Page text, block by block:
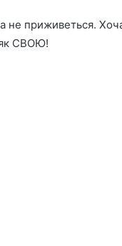
не приживеться.
як СВОЮ!